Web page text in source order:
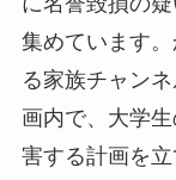
集めています
る家族チャン
画内で、大学
害する計画を